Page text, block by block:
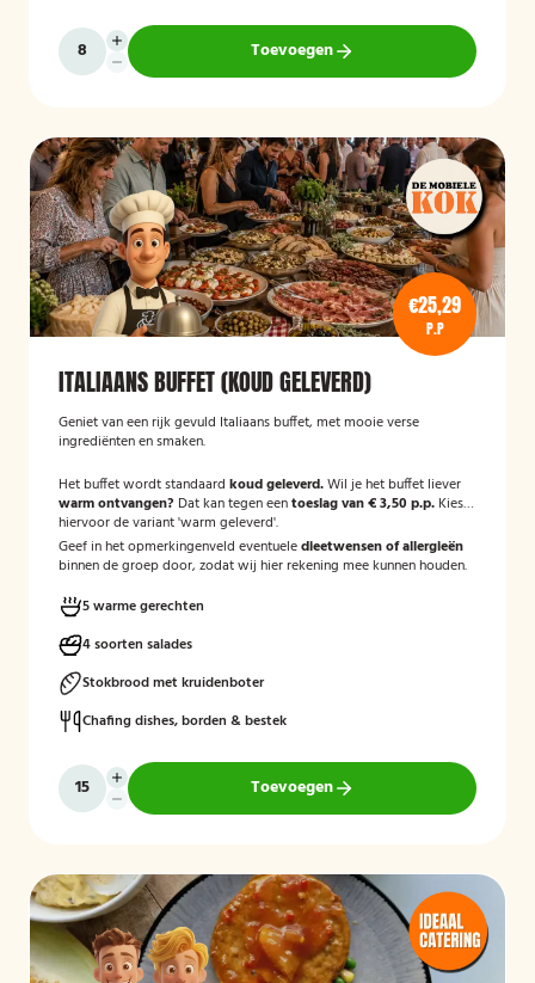
Toevoegen
€25,29
P.P
ITALIAANS BUFFET (KOUD GELEVERD)
Geniet van een rijk gevuld Italiaans buffet, met mooie verse
ingrediënten en smaken.
Het buffet wordt standaard koud geleverd.Wil je het buffet liever
warm ontvangen? Dat kan tegen eentoeslag van € 3,50 p.p. Kies
hiervoor de variant 'warm geleverd'.
Geef in het opmerkingenveld eventueledieetwensen of allergieën
binnen de groep door, zodat wij hier rekening mee kunnen houden.
5 warme gerechten
4 soorten salades
Stokbrood met kruidenboter
Chafing dishes, borden & bestek
Toevoegen